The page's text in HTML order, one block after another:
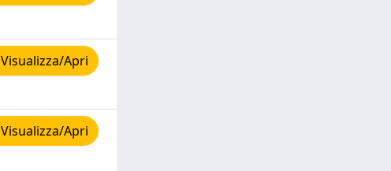
Visualizza/Apri
Visualizza/Apri